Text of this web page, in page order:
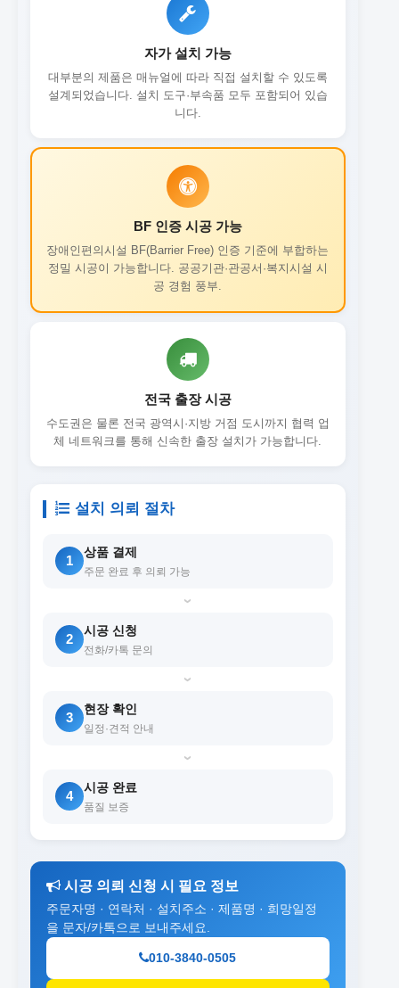
자가 설치 가능
대부분의 제품은 매뉴얼에 따라 직접 설치할 수 있도록
설계되었습니다. 설치 도구·부속품 모두 포함되어 있습
니다.
BF 인증 시공 가능
장애인편의시설 BF(Barrier Free) 인증 기준에 부합하는
정밀 시공이 가능합니다. 공공기관·관공서·복지시설 시
공 경험 풍부.
전국 출장 시공
수도권은 물론 전국 광역시·지방 거점 도시까지 협력 업
체 네트워크를 통해 신속한 출장 설치가 가능합니다.
설치 의뢰 절차
1
상품 결제
주문 완료 후 의뢰 가능
›
2
시공 신청
전화/카톡 문의
›
3
현장 확인
일정·견적 안내
›
4
시공 완료
품질 보증
시공 의뢰 신청 시 필요 정보
주문자명 · 연락처 · 설치주소 · 제품명 · 희망일정
을 문자/카톡으로 보내주세요.
010-3840-0505